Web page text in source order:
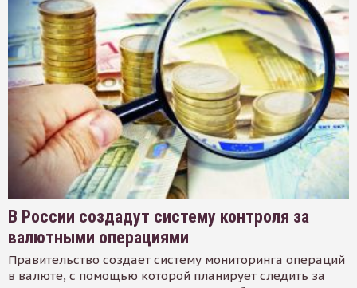
В России создадут систему контроля за
валютными операциями
Правительство создает систему мониторинга операций
в валюте, с помощью которой планирует следить за